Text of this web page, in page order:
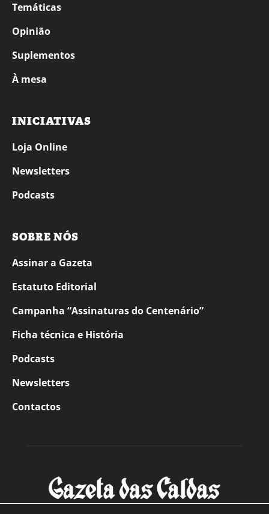
Temáticas
Opinião
Suplementos
À mesa
INICIATIVAS
Loja Online
Newsletters
Podcasts
SOBRE NÓS
Assinar a Gazeta
Estatuto Editorial
Campanha “Assinaturas do Centenário”
Ficha técnica e História
Podcasts
Newsletters
Contactos